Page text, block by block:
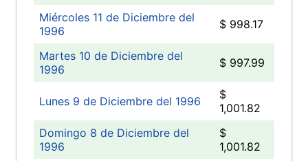
Miércoles 11 de Diciembre del
1996
$ 998.17
Martes 10 de Diciembre del
1996
$ 997.99
Lunes 9 de Diciembre del 1996
$
1,001.82
Domingo 8 de Diciembre del
1996
$
1,001.82